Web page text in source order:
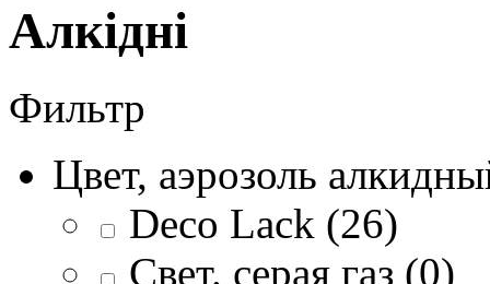
Алкідні
Фильтр
Цвет, аэрозоль
Deco Lack (26)
Свет. серая газ (0)